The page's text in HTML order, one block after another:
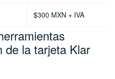
$300 MXN + IVA
de la tarjeta Klar